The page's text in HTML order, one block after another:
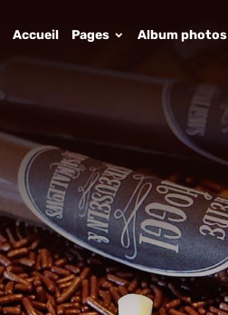
Accueil Pages Album photos